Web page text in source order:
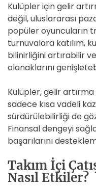
Kulüpler için gelir
değil, uluslararası
popüler oyuncuların
turnuvalara katılım,
bilinirliğini artırabilir
olanaklarını
Kulüpler, gelir
sadece kısa vadeli
sürdürülebilirliği de
Finansal dengeyi
başarılarını
Takım İçi
Nasıl Etkiler?